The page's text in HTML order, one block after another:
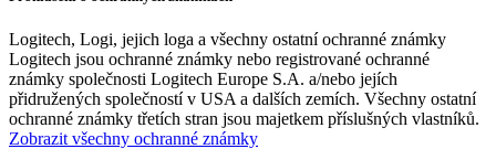
Logitech, Logi, jejich loga a všechny ostatní ochranné známky
Logitech jsou ochranné známky nebo registrované ochranné
známky společnosti Logitech Europe S.A. a/nebo jejích
přidružených společností v USA a dalších zemích. Všechny ostatní
ochranné známky třetích stran jsou majetkem příslušných vlastníků.
Zobrazit všechny ochranné známky